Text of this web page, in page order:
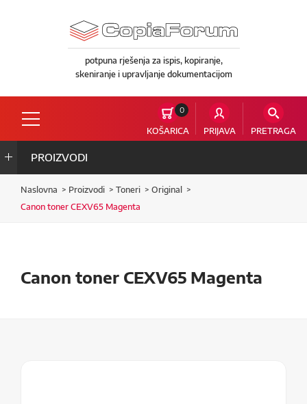
potpuna rješenja za ispis, kopiranje,
skeniranje i upravljanje dokumentacijom
0
KOŠARICA PRIJAVA PRETRAGA
PROIZVODI
Naslovna Proizvodi Toneri
Original
Canon toner CEXV65 Magenta
Canon toner CEXV65 Magenta